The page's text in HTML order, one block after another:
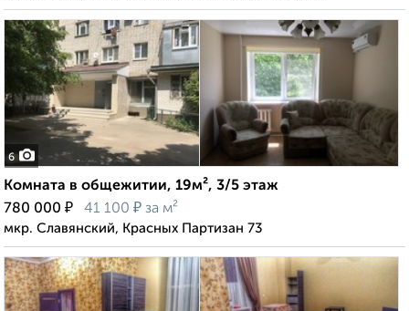
6
Комната в общежитии, 19м², 3/5 этаж
780 000 ₽ 41 100 ₽ за м²
мкр. Славянский, Красных Партизан 73